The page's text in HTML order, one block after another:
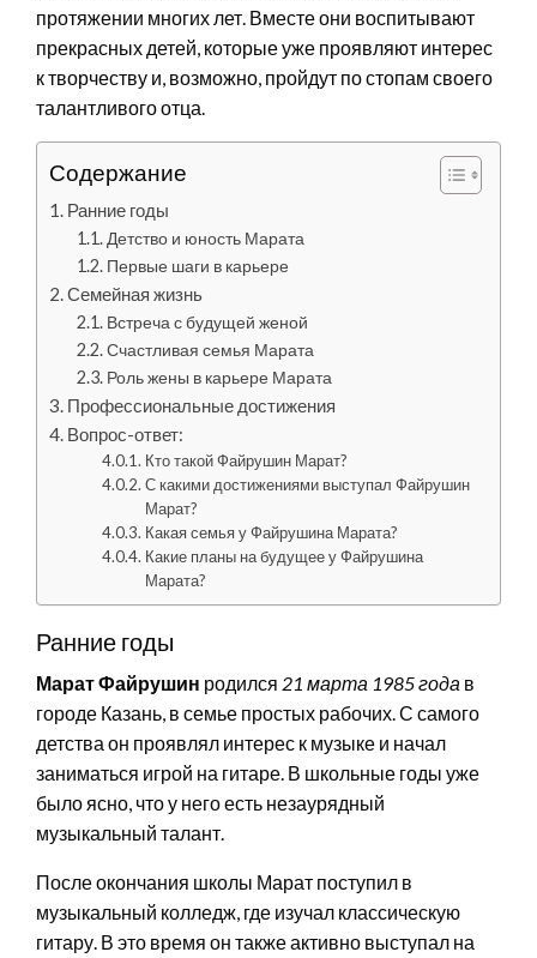
протяжении многих лет. Вместе они воспитывают
прекрасных детей, которые уже проявляют интерес
к творчеству и, возможно, пройдут по стопам своего
талантливого отца.
Содержание
Ранние годы
Детство и юность Марата
Первые шаги в карьере
Семейная жизнь
Встреча с будущей женой
Счастливая семья Марата
Роль жены в карьере Марата
Профессиональные достижения
Вопрос-ответ:
Кто такой Файрушин Марат?
С какими достижениями выступал Файрушин
Марат?
Какая семья у Файрушина Марата?
Какие планы на будущее у Файрушина
Марата?
Ранние годы
Марат Файрушин родился 21 марта 1985 года в
городе Казань, в семье простых рабочих. С самого
детства он проявлял интерес к музыке и начал
заниматься игрой на гитаре. В школьные годы уже
было ясно, что у него есть незаурядный
музыкальный талант.
После окончания школы Марат поступил в
музыкальный колледж, где изучал классическую
гитару. В это время он также активно выступал на